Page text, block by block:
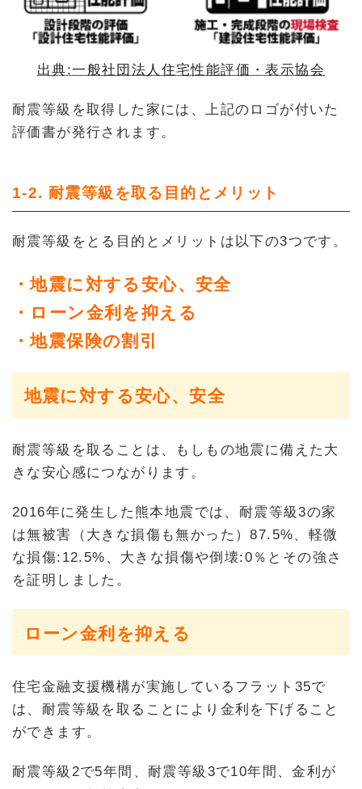
出典:一般社団法人住宅性能評価・表示協会
耐震等級を取得した家には、上記のロゴが付いた
評価書が発行されます。
1-2. 耐震等級を取る目的とメリット
耐震等級をとる目的とメリットは以下の3つです。
・地震に対する安心、安全
・ローン金利を抑える
・地震保険の割引
地震に対する安心、安全
耐震等級を取ることは、もしもの地震に備えた大
きな安心感につながります。
2016年に発生した熊本地震では、耐震等級3の家
は無被害（大きな損傷も無かった）87.5%、軽微
な損傷:12.5%、大きな損傷や倒壊:0％とその強さ
を証明しました。
ローン金利を抑える
住宅金融支援機構が実施しているフラット35で
は、耐震等級を取ることにより金利を下げること
ができます。
耐震等級2で5年間、耐震等級3で10年間、金利が